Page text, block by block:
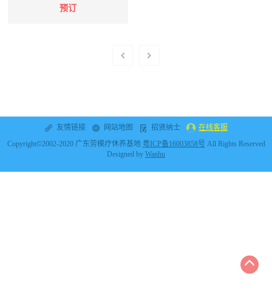
预订
友情链接 网站地图 招贤纳士
在线客服
Copyright©2002-2020 广东劳模疗休养基地 粤ICP备16003858号 All Rights Reserved
Designed by Wanhu